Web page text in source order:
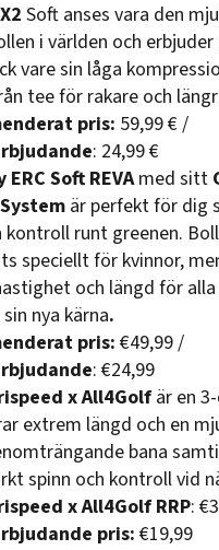
Soft anses vara den
i världen och
vare sin låga
tee för rakare och
pris: 59,99 € /
: 24,99 €
Soft REVAmed sitt
är perfekt för dig
kontroll runt greenen.
speciellt för kvinnor,
och längd för
nya kärna.‍
pris: €49,99 /
: €24,99
x All4Golfär en
extrem längd och en
bana
spinn och kontroll vid
x All4Golf RRP:
pris: €19,99